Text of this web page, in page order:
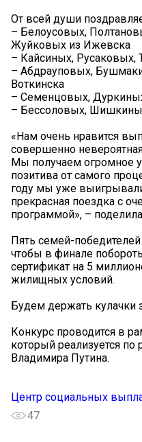
От всей души
– Белоусовых,
Жуйковых из Ижевска
– Кайсиных, Русаковых,
– Абдрауповых,
Воткинска
– Семенцовых,
– Бессоловых,
«Нам очень нравится
совершенно
Мы получаем огромное
позитива от самого
году мы уже
прекрасная поездка с
программой», –
Пять семей-
чтобы в финале
сертификат на 5
жилищных условий.
Будем держать кулачки
Конкурс проводится в
который реализуется
Владимира Путина.
Центр социальных
47